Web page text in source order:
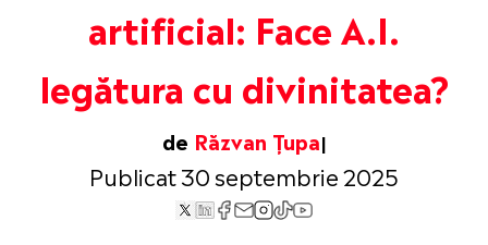
artificial: Face A.I.
legătura cu divinitatea?
de Răzvan Țupa
Publicat 30 septembrie 2025